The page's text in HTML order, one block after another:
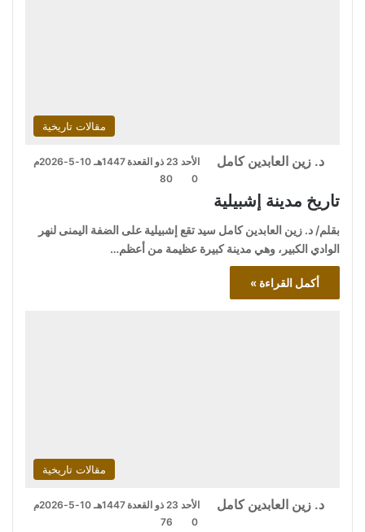
مقالات تاريخية
د. زين العابدين كامل
الأحد 23 ذو القعدة 1447هـ 10-5-2026م
0
80
تاريخ مدينة إشبيلية
بقلم/ د. زين العابدين كامل سيد تقع إشبيلية على الضفة اليمنى لنهر
الوادي الكبير، وهي مدينة كبيرة عظيمة من أعظم…
أكمل القراءة »
مقالات تاريخية
د. زين العابدين كامل
الأحد 23 ذو القعدة 1447هـ 10-5-2026م
0
76